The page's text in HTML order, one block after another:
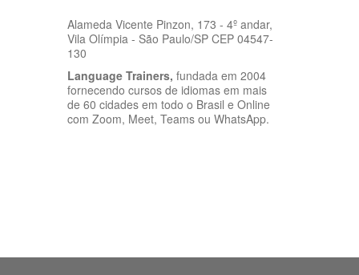
Alameda Vicente Pinzon, 173 - 4º andar,
Vila Olímpia - São Paulo/SP CEP 04547-
130
Language Trainers, fundada em 2004
fornecendo cursos de idiomas em mais
de 60 cidades em todo o Brasil e Online
com Zoom, Meet, Teams ou WhatsApp.